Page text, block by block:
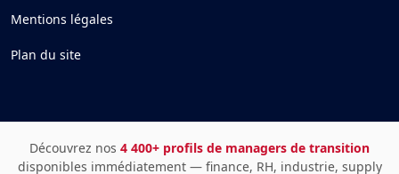
Mentions légales
Plan du site
Découvrez nos 4 400+ profils de managers de transition
disponibles immédiatement — finance, RH, industrie, supply